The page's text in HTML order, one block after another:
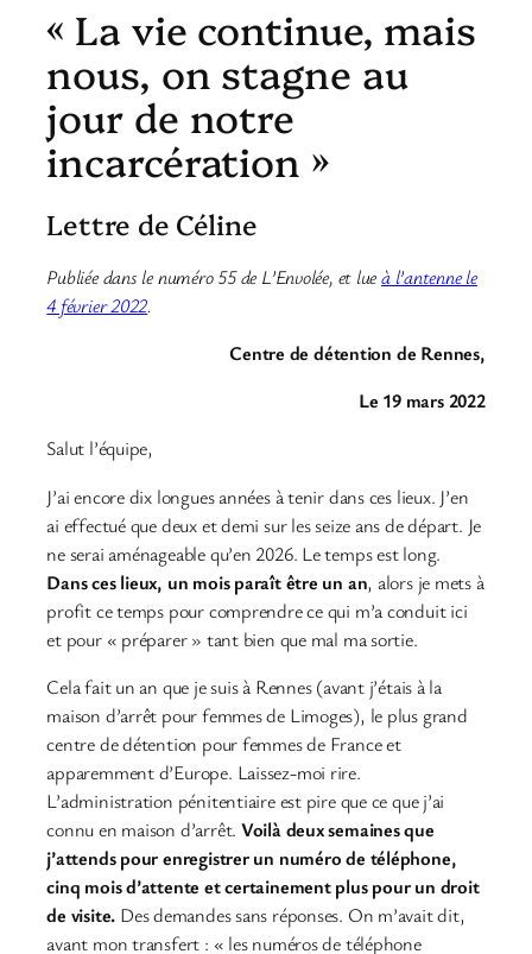
« La vie continue, mais
nous, on stagne au
jour de notre
incarcération »
Lettre de Céline
Publiée dans le numéro 55 de L’Envolée, et lueà l’antenne le
4 février 2022.
Centre de détention de Rennes,
Le 19 mars 2022
Salut l’équipe,
J’ai encore dix longues années à tenir dans ces lieux. J’en
ai effectué que deux et demi sur les seize ans de départ. Je
ne serai aménageable qu’en 2026. Le temps est long.
Dans ces lieux, un mois paraît être un an, alors je mets à
profit ce temps pour comprendre ce qui m’a conduit ici
et pour « préparer » tant bien que mal ma sortie.
Cela fait un an que je suis à Rennes (avant j’étais à la
maison d’arrêt pour femmes de Limoges), le plus grand
centre de détention pour femmes de France et
apparemment d’Europe. Laissez-moi rire.
L’administration pénitentiaire est pire que ce que j’ai
connu en maison d’arrêt. Voilà deux semaines que
j’attends pour enregistrer un numéro de téléphone,
cinq mois d’attente et certainement plus pour un droit
de visite. Des demandes sans réponses. On m’avait dit,
avant mon transfert : « les numéros de téléphone